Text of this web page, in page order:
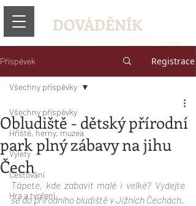
DOVÁDĚNÍK
Příspěvek Registrace
Všechny příspěvky
Hřiště, herny, muzea
Výlety
Cestování
Hra a tvoření
Všechny příspěvky
Obludiště - dětský přírodní
park plný zábavy na jihu
Čech
Tápete, kde zabavit malé i velké? Vydejte
se do přírodního bludiště v Jižních Čechách.